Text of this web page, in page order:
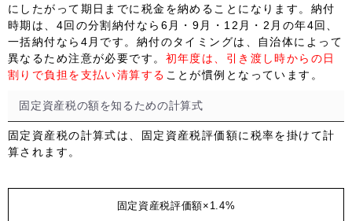
にしたがって期日までに税金を納めることになります。納付
時期は、4回の分割納付なら6月・9月・12月・2月の年4回、
一括納付なら4月です。 納付のタイミングは、自治体によって
異なるため注意が必要です。 初年度は、引き渡し時からの日
割りで負担を支払い清算する ことが慣例となっています。
固定資産税の額を知るための計算式
固定資産税の計算式は、固定資産税評価額に税率を掛けて計
算されます。
固定資産税評価額×1.4%